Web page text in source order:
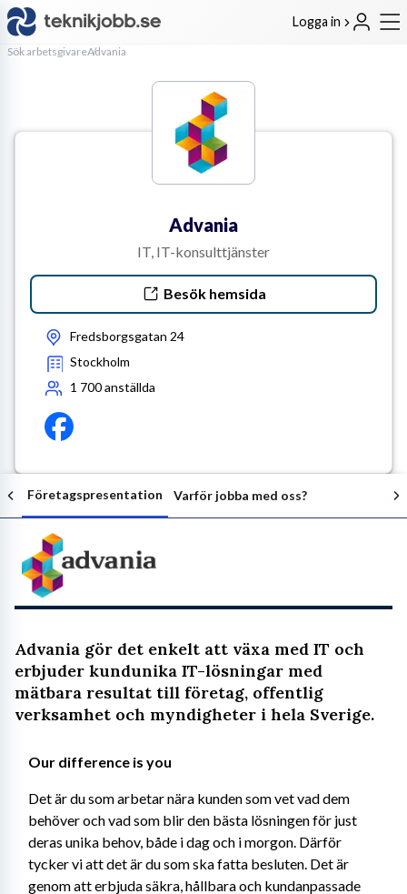
Logga in
Sök arbetsgivareAdvania
Advania
IT, IT-konsulttjänster
Besök hemsida
Fredsborgsgatan 24
Stockholm
1 700anställda
Företagspresentation Varför jobba med oss?
Advania gör det enkelt att växa med IT och
erbjuder kundunika IT-lösningar med
mätbara resultat till företag, offentlig
verksamhet och myndigheter i hela Sverige.
Our difference is you
Det är du som arbetar nära kunden som vet vad dem
behöver och vad som blir den bästa lösningen för just
deras unika behov, både i dag och i morgon. Därför
tycker vi att det är du som ska fatta besluten. Det är
genom att erbjuda säkra, hållbara och kundanpassade